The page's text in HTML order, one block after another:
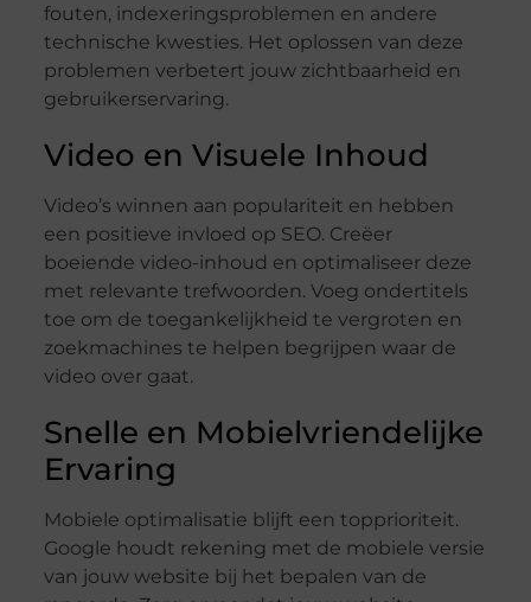
fouten, indexeringsproblemen en andere
technische kwesties. Het oplossen van deze
problemen verbetert jouw zichtbaarheid en
gebruikerservaring.
Video en Visuele Inhoud
Video’s winnen aan populariteit en hebben
een positieve invloed op SEO. Creëer
boeiende video-inhoud en optimaliseer deze
met relevante trefwoorden. Voeg ondertitels
toe om de toegankelijkheid te vergroten en
zoekmachines te helpen begrijpen waar de
video over gaat.
Snelle en Mobielvriendelijke
Ervaring
Mobiele optimalisatie blijft een topprioriteit.
Google houdt rekening met de mobiele versie
van jouw website bij het bepalen van de